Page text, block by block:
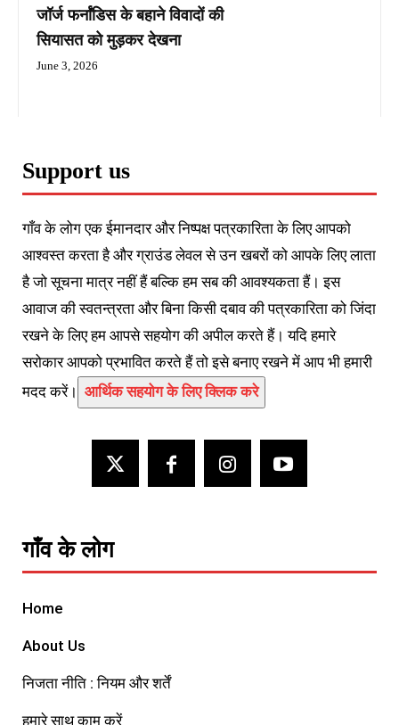
जॉर्ज फर्नांडिस के बहाने विवादों की
सियासत को मुड़कर देखना
June 3, 2026
Support us
गाँव के लोग एक ईमानदार और निष्पक्ष पत्रकारिता के लिए आपको
आश्वस्त करता है और ग्राउंड लेवल से उन खबरों को आपके लिए लाता
है जो सूचना मात्र नहीं हैं बल्कि हम सब की आवश्यकता हैं। इस
आवाज की स्वतन्त्रता और बिना किसी दबाव की पत्रकारिता को जिंदा
रखने के लिए हम आपसे सहयोग की अपील करते हैं। यदि हमारे
सरोकार आपको प्रभावित करते हैं तो इसे बनाए रखने में आप भी हमारी
मदद करें। आर्थिक सहयोग के लिए क्लिक करे
गाँव के लोग
Home
About Us
निजता नीति : नियम और शर्तें
हमारे साथ काम करें